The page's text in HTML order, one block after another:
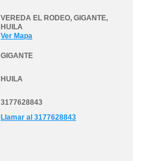
VEREDA EL RODEO, GIGANTE,
HUILA
Ver Mapa
GIGANTE
HUILA
3177628843
Llamar al 3177628843